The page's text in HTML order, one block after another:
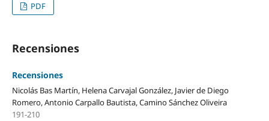
PDF
Recensiones
Recensiones
Nicolás Bas Martín, Helena Carvajal González, Javier de Diego
Romero, Antonio Carpallo Bautista, Camino Sánchez Oliveira
191-210